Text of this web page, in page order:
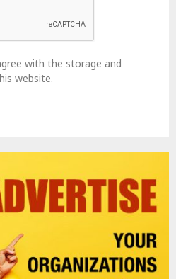
with the storage and
website.